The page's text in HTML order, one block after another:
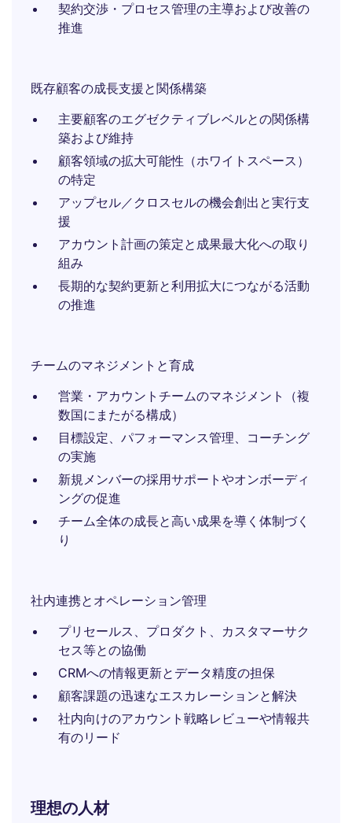
契約交渉・プロセス管理の主導および改善の
推進
既存顧客の成長支援と関係構築
主要顧客のエグゼクティブレベルとの関係構
築および維持
顧客領域の拡大可能性（ホワイトスペース）
の特定
アップセル／クロスセルの機会創出と実行支
援
アカウント計画の策定と成果最大化への取り
組み
長期的な契約更新と利用拡大につながる活動
の推進
チームのマネジメントと育成
営業・アカウントチームのマネジメント（複
数国にまたがる構成）
目標設定、パフォーマンス管理、コーチング
の実施
新規メンバーの採用サポートやオンボーディ
ングの促進
チーム全体の成長と高い成果を導く体制づく
り
社内連携とオペレーション管理
プリセールス、プロダクト、カスタマーサク
セス等との協働
CRMへの情報更新とデータ精度の担保
顧客課題の迅速なエスカレーションと解決
社内向けのアカウント戦略レビューや情報共
有のリード
理想の人材